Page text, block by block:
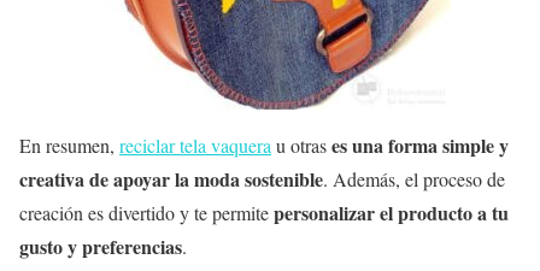
En resumen, reciclar tela vaquera u otrases una forma simple y
creativa de apoyar la moda sostenible. Además, el proceso de
creación es divertido y te permitepersonalizar el producto a tu
gusto y preferencias.